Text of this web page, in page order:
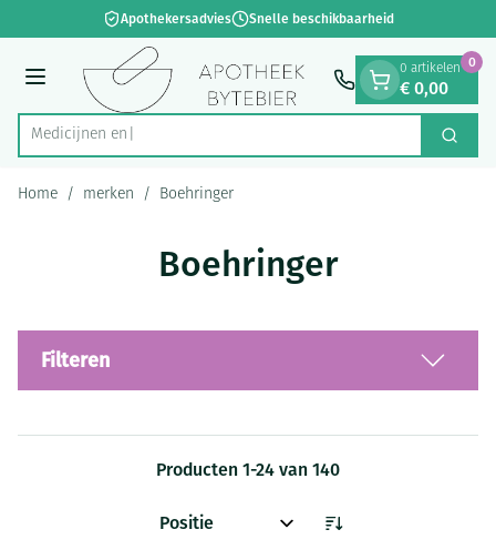
Ga naar de inhoudApothekersadvies Snelle beschikbaarheid
Menu
Product, merk, categorie... Zoek
0 artikelen
€ 0,00
0
Home / merken / Boehringer
Boehringer
Filteren
Producten 1-24 van 140
Sorteer op: